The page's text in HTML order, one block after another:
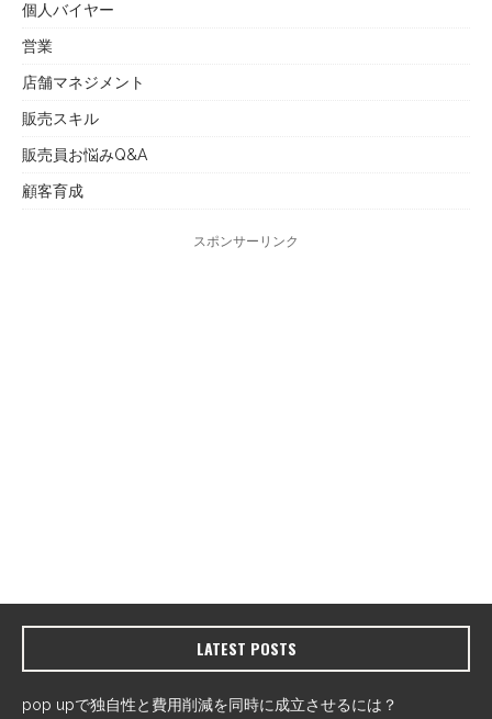
個人バイヤー
営業
店舗マネジメント
販売スキル
販売員お悩みQ&A
顧客育成
スポンサーリンク
LATEST POSTS
pop upで独自性と費用削減を同時に成立させるには？